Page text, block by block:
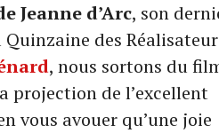
Jeanne d’Arc, son
des
, nous sortons du
projection de l’excellent
vous avouer qu’une joie